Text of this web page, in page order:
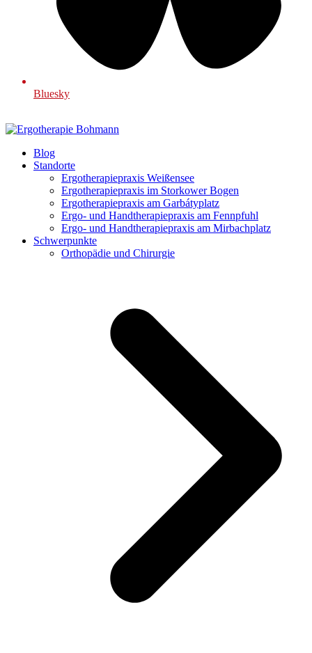
Bluesky
Blog
Standorte
Ergotherapiepraxis Weißensee
Ergotherapiepraxis im Storkower Bogen
Ergotherapiepraxis am Garbátyplatz
Ergo- und Handtherapiepraxis am Fennpfuhl
Ergo- und Handtherapiepraxis am Mirbachplatz
Schwerpunkte
Orthopädie und Chirurgie